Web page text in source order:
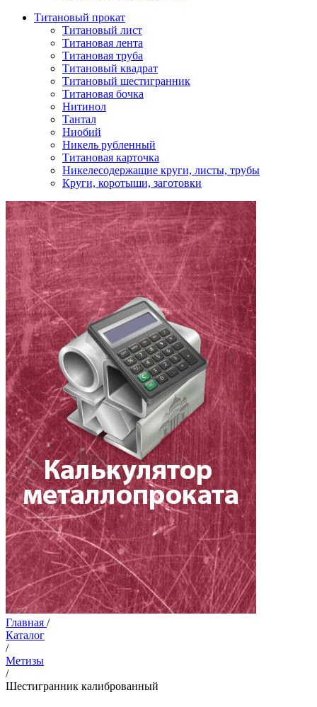
Титановый прокат
Титановый лист
Титановая лента
Титановая труба
Титановый квадрат
Титановый шестигранник
Титановая бочка
Нитинол
Тантал
Ниобий
Никель рубленный
Титановая карточка
Никелесодержащие круги, листы, трубы
Круги, коротыши, заготовки
Главная /
Каталог
/
Метизы
/
Шестигранник калиброванный